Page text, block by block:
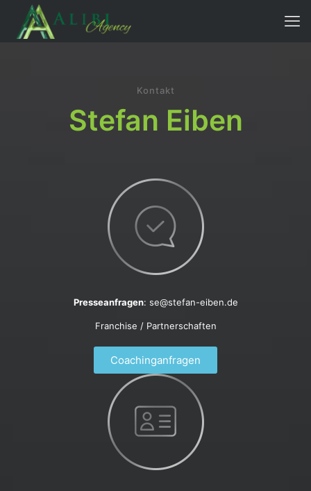
Kontakt
Stefan Eiben
Presseanfragen: se@stefan-eiben.de
Franchise / Partnerschaften
Coachinganfragen